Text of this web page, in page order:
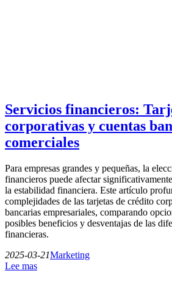
Servicios financieros:
corporativas y cuentas
comerciales
Para empresas grandes y pequeñas, la
financieros puede afectar
la estabilidad financiera. Este artículo
complejidades de las tarjetas de crédito
bancarias empresariales, comparando
posibles beneficios y desventajas de las
financieras.
2025-03-21Marketing
Lee mas